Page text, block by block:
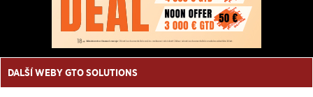
DALŠÍ WEBY GTO SOLUTIONS